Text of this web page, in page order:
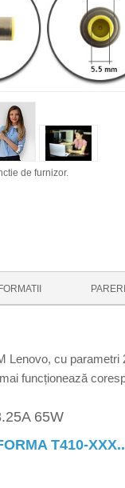
de furnizor.
PARERI
Lenovo, cu
funcționează
65W
T410-